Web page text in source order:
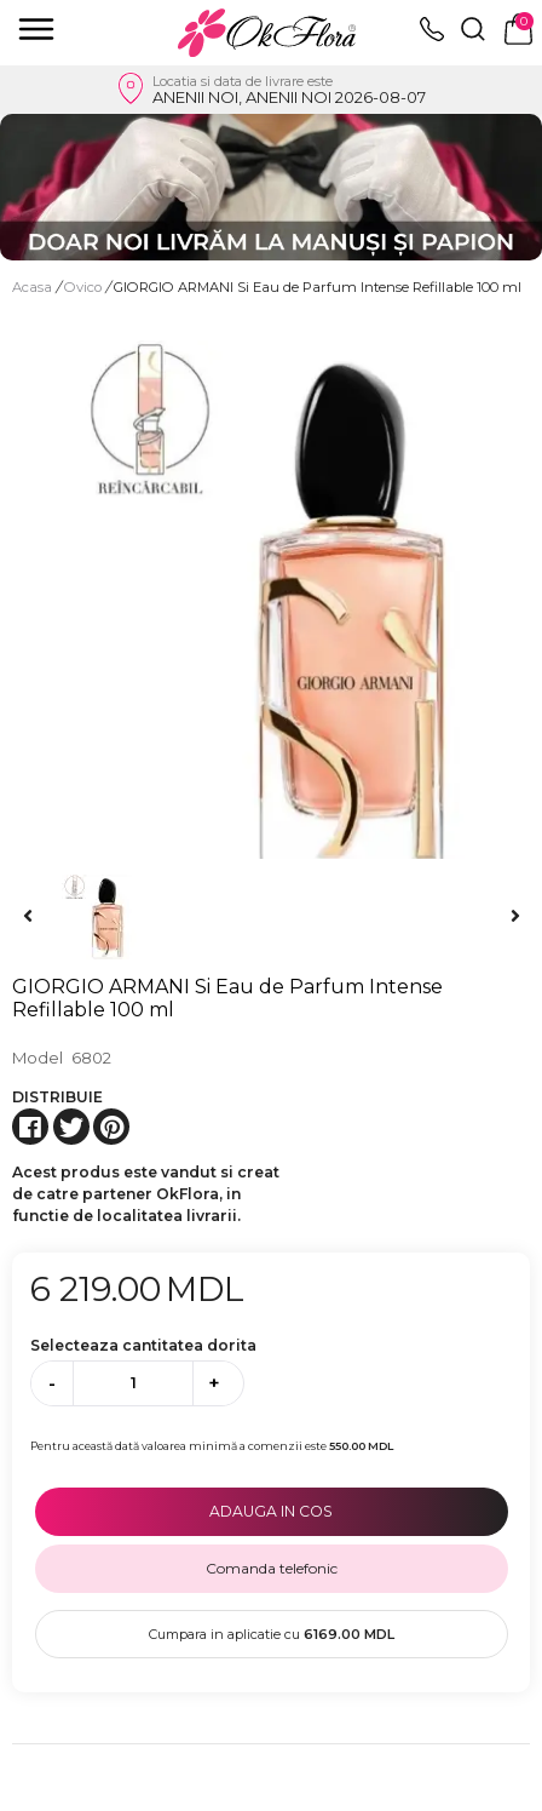
0
Locatia si data de livrare este
ANENII NOI, ANENII NOI 2026-08-07
Acasa / Ovico / GIORGIO ARMANI Si Eau de Parfum Intense Refillable 100 ml
GIORGIO ARMANI Si Eau de Parfum Intense
Refillable 100 ml
Model 6802
DISTRIBUIE
Acest produs este vandut si creat
de catre partener OkFlora, in
functie de localitatea livrarii.
6 219.00 MDL
Selecteaza cantitatea dorita
- +
Pentru această dată valoarea minimă a comenzii este550.00MDL
ADAUGA IN COS
Comanda telefonic
Cumpara in aplicatie cu 6169.00 MDL